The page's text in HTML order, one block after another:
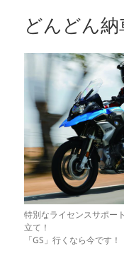
ー
どんどん納
特別なライセンスサポー
立て！
「GS」行くなら今です！